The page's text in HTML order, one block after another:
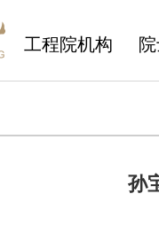
工程院机构
孙